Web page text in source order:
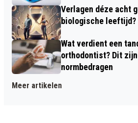
Verlagen déze acht
biologische leeftijd?
Wat verdient een
orthodontist? Dit
normbedragen
Meer artikelen